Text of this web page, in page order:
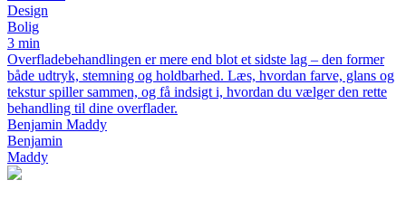
Design
Bolig
3 min
Overfladebehandlingen er mere end blot et sidste lag – den former
både udtryk, stemning og holdbarhed. Læs, hvordan farve, glans og
tekstur spiller sammen, og få indsigt i, hvordan du vælger den rette
behandling til dine overflader.
Benjamin Maddy
Benjamin
Maddy